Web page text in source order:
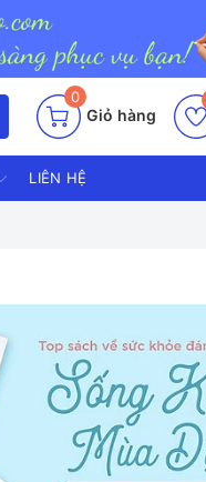
0
Giỏ hàng
LIÊN HỆ